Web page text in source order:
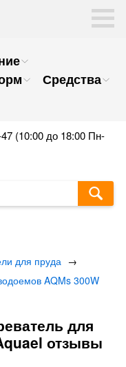
Средства
(10:00 до 18:00 Пн-
для пруда →
AQMs 300W
для
отзывы